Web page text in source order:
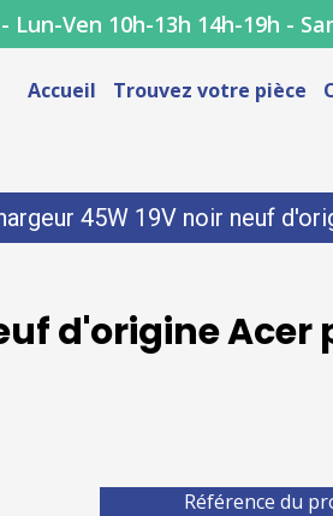
Ven 10h-13h 14h-19h -
Accueil Trouvez votre pièce
45W 19V noir neuf
d'origine Acer
Référence du